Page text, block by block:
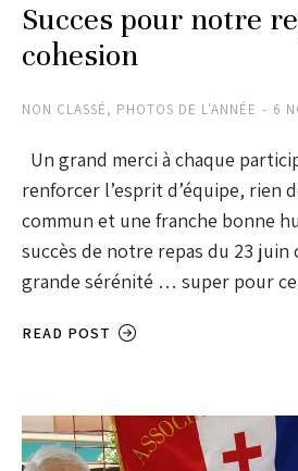
Succes pour notre
cohesion
NON CLASSÉ, PHOTOS DE L'ANNÉE 6
Un grand merci à chaque
renforcer l’esprit d’équipe, rien
commun et une franche bonne
succès de notre repas du 23 juin
grande sérénité … super pour
READ POST